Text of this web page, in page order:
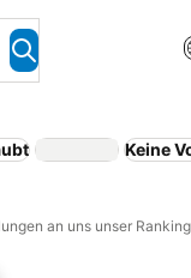
Keine
an uns unser Ranking